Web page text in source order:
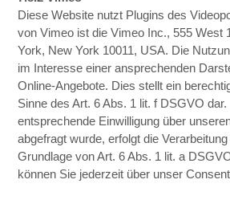
Diese Website nutzt Plugins des
von Vimeo ist die Vimeo Inc., 555 West
York, New York 10011, USA. Die
im Interesse einer ansprechenden
Online-Angebote. Dies stellt ein
Sinne des Art. 6 Abs. 1 lit. f DSGVO
entsprechende Einwilligung über
abgefragt wurde, erfolgt die
Grundlage von Art. 6 Abs. 1 lit. a
können Sie jederzeit über unser